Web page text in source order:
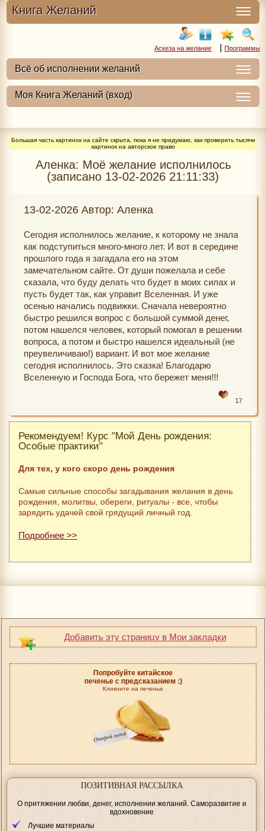
Книга Желаний
Аскеза на желание | Программы
Большая часть картинок на сайте скрыта, пока я не придумаю, как проверить тысячи
картинок на авторское право
Аленка: Моё желание исполнилось
(записано 13-02-2026 21:11:33)
13-02-2026 Автор: Аленка
Сегодня исполнилось желание, к которому не знала
как подступиться много-много лет. И вот в середине
прошлого года я загадала его на этом
замечательном сайте. От души пожелала и себе
сказала, что буду делать что будет в моих силах и
пусть будет так, как управит Вселенная. И уже
осенью начались подвижки. Сначала невероятно
быстро решился вопрос с большой суммой денег,
потом нашелся человек, который помогал в решении
вопроса, а потом и быстро нашелся идеальный (не
преувеличиваю!) вариант. И вот мое желание
сегодня исполнилось. Это сказка! Благодарю
Вселенную и Господа Бога, что бережет меня!!!
17
Рекомендуем! Курс "Мой День рождения:
Особые практики"
Для тех, у кого скоро день рождения
Самые сильные способы загадывания желания в день
рождения, молитвы, обереги, ритуалы - все, чтобы
зарядить удачей свой грядущий личный год.
Подробнее >>
Добавить эту страницу в Мои закладки
Попробуйте китайское
печенье с предсказанием :)
Кликните на печенье
ПОЗИТИВНАЯ РАССЫЛКА
О притяжении любви, денег, исполнении желаний. Саморазвитие и
вдохновение
Лучшие материалы